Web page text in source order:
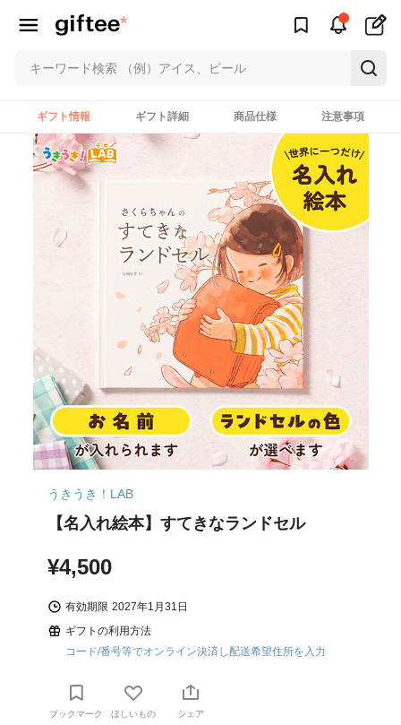
ギフト情報 ギフト詳細 商品仕様 注意事項
うきうき！LAB
【名入れ絵本】すてきなランドセル
¥4,500
有効期限 2027年1月31日
ギフトの利用方法
コード/番号等でオンライン決済し配送希望住所を入力
ブックマーク ほしいもの シェア